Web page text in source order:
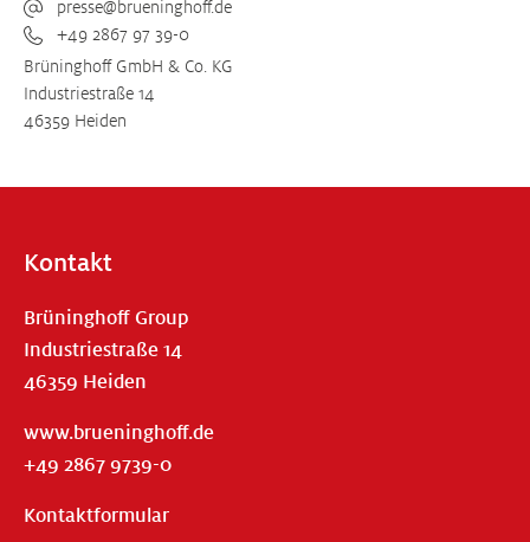
presse@brueninghoff.de
+49 2867 97 39-0
Brüninghoff GmbH & Co. KG
Industriestraße 14
46359 Heiden
Kontakt
Brüninghoff Group
Industriestraße 14
46359 Heiden
www.brueninghoff.de
+49 2867 9739-0
Kontaktformular